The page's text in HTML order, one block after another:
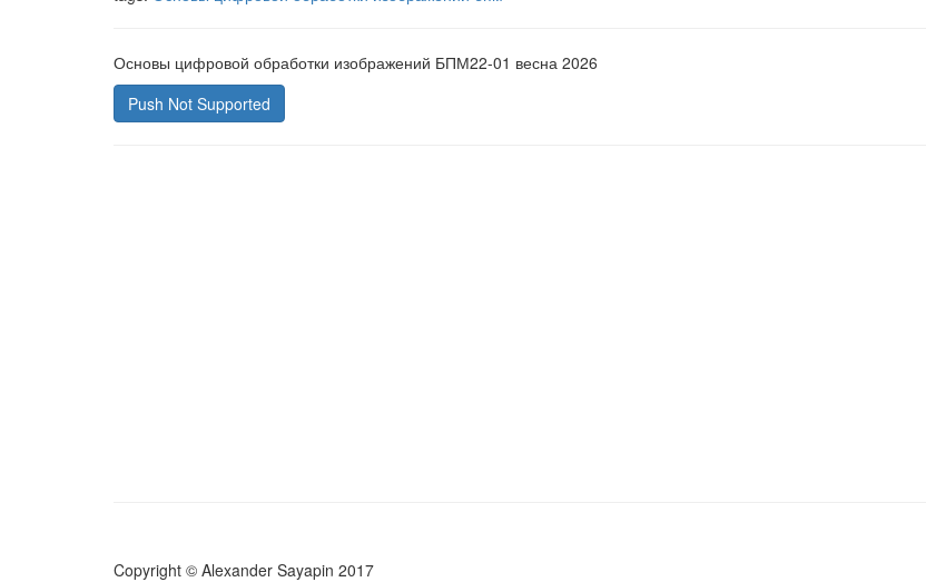
Основы цифровой обработки изображений БПМ22-01 весна 2026
Push Not Supported
Copyright © Alexander Sayapin 2017